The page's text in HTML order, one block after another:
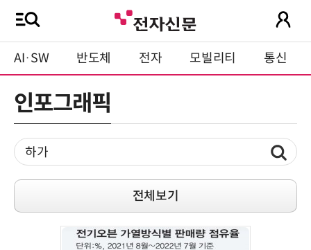
AI·SW 반도체 전자 모빌리티 통신
인포그래픽
전체보기